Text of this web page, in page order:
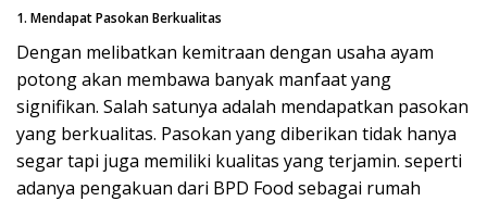
1. Mendapat Pasokan Berkualitas
Dengan melibatkan kemitraan dengan usaha ayam
potong akan membawa banyak manfaat yang
signifikan. Salah satunya adalah mendapatkan pasokan
yang berkualitas. Pasokan yang diberikan tidak hanya
segar tapi juga memiliki kualitas yang terjamin. seperti
adanya pengakuan dari BPD Food sebagai rumah